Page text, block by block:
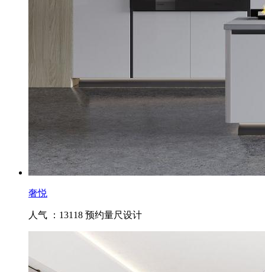
奢悦
人气 ：13118 预约量尺设计